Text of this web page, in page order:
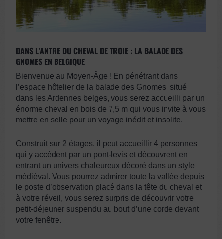
DANS L’ANTRE DU CHEVAL DE TROIE : LA BALADE DES
GNOMES EN BELGIQUE
Bienvenue au Moyen-Âge ! En pénétrant dans
l’espace hôtelier de la balade des Gnomes, situé
dans les Ardennes belges, vous serez accueilli par un
énorme cheval en bois de 7,5 m qui vous invite à vous
mettre en selle pour un voyage inédit et insolite.
Construit sur 2 étages, il peut accueillir 4 personnes
qui y accèdent par un pont-levis et découvrent en
entrant un univers chaleureux décoré dans un style
médiéval. Vous pourrez admirer toute la vallée depuis
le poste d’observation placé dans la tête du cheval et
à votre réveil, vous serez surpris de découvrir votre
petit-déjeuner suspendu au bout d’une corde devant
votre fenêtre.